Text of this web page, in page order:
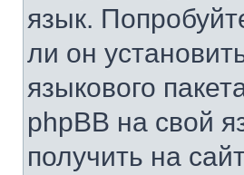
язык.
ли он
языкового
phpBB на свой
получить на